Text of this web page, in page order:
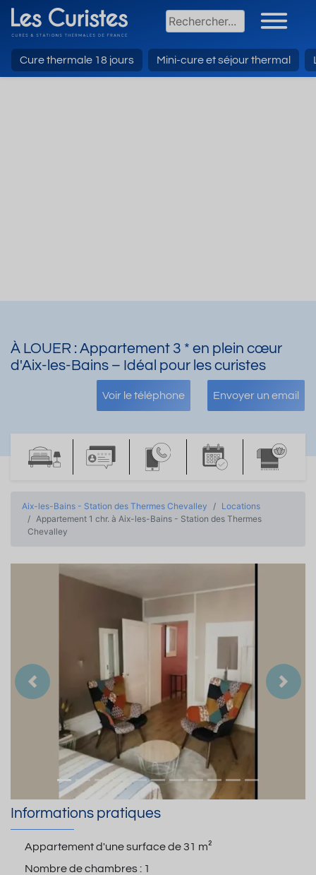
Cure thermale 18 jours Mini-cure et séjour thermal
À LOUER : Appartement 3 * en plein cœur
d'Aix-les-Bains – Idéal pour les curistes
Voir le téléphone Envoyer un email
Aix-les-Bains - Station des Thermes Chevalley
Locations
Appartement 1 chr. à Aix-les-Bains - Station des Thermes
Chevalley
Précedent
Informations pratiques
Appartement d'une surface de31 m²
Nombre de chambres : 1